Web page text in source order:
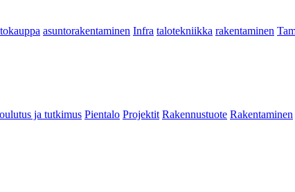
asuntorakentaminen Infra talotekniikka rakentaminen
ja tutkimus Pientalo Projektit Rakennustuote Rakentaminen